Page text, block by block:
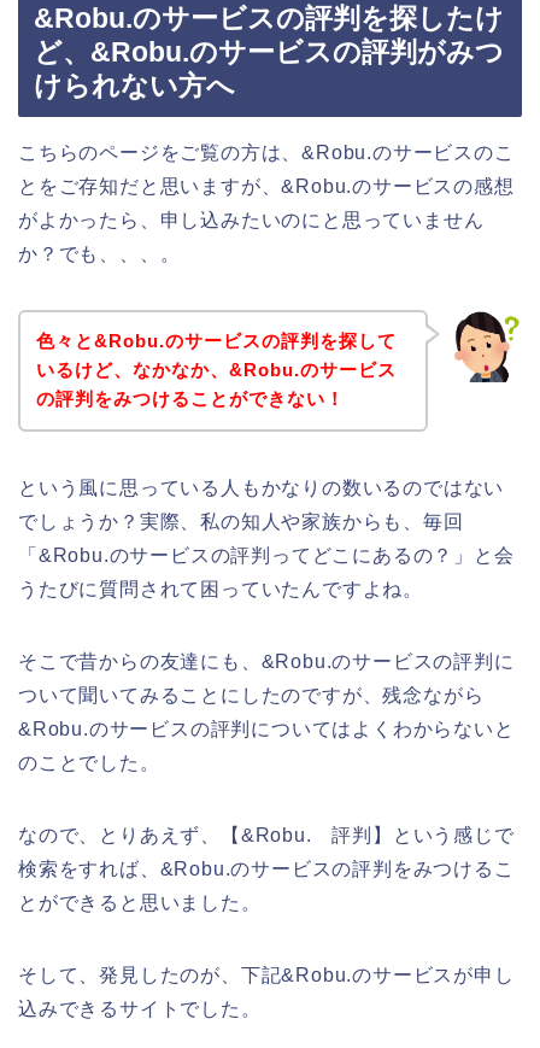
&Robu.のサービスの評判を探したけ
ど、&Robu.のサービスの評判がみつ
けられない方へ
こちらのページをご覧の方は、&Robu.のサービスのこ
とをご存知だと思いますが、&Robu.のサービスの感想
がよかったら、申し込みたいのにと思っていません
か？でも、、、。
色々と&Robu.のサービスの評判を探して
いるけど、なかなか、&Robu.のサービス
の評判をみつけることができない！
という風に思っている人もかなりの数いるのではない
でしょうか？実際、私の知人や家族からも、毎回
「&Robu.のサービスの評判ってどこにあるの？」と会
うたびに質問されて困っていたんですよね。
そこで昔からの友達にも、&Robu.のサービスの評判に
ついて聞いてみることにしたのですが、残念ながら
&Robu.のサービスの評判についてはよくわからないと
のことでした。
なので、とりあえず、【&Robu. 評判】という感じで
検索をすれば、&Robu.のサービスの評判をみつけるこ
とができると思いました。
そして、発見したのが、下記&Robu.のサービスが申し
込みできるサイトでした。